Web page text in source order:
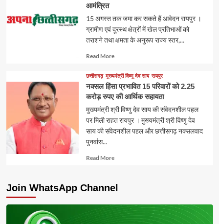
आमंत्रित
15 अगस्त तक जमा कर सकते हैं आवेदन रायपुर ।
ग्रामीण एवं दूरस्थ क्षेत्रों में खेल प्रतिभाओं को
तराशने तथा क्षमता के अनुरूप राज्य स्तर,...
Read MoreRead
about
छत्तीसगढ़ मुख्यमंत्री विष्णु देव साय रायपुर
नक्सल हिंसा प्रभावित 15 परिवारों को 2.25
करोड़ रुपए की आर्थिक सहायता
मुख्यमंत्री श्री विष्णु देव साय की संवेदनशील पहल
पर मिली राहत रायपुर । मुख्यमंत्री श्री विष्णु देव
साय की संवेदनशील पहल और छत्तीसगढ़ नक्सलवाद
पुनर्वास...
Read MoreRead
Join WhatsApp Channel